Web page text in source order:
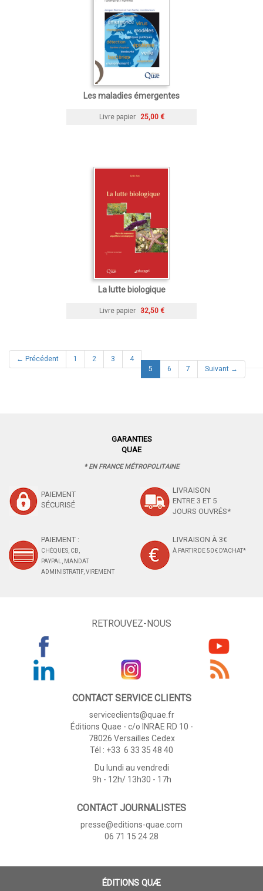
Les maladies émergentes
Livre papier 25,00 €
La lutte biologique
Livre papier 32,50 €
← Précédent 1 2 3
4
5 (current)
6 7 Suivant →
GARANTIES
QUAE
* EN FRANCE MÉTROPOLITAINE
PAIEMENT
SÉCURISÉ
LIVRAISON
ENTRE 3 ET 5
JOURS OUVRÉS*
PAIEMENT :
CHÈQUES, CB,
PAYPAL, MANDAT
ADMINISTRATIF, VIREMENT
LIVRAISON À 3€
À PARTIR DE 50 € D'ACHAT*
RETROUVEZ-NOUS
CONTACT SERVICE CLIENTS
serviceclients@quae.fr
Éditions Quae - c/o INRAE RD 10 -
78026 Versailles Cedex
Tél : +33 6 33 35 48 40
Du lundi au vendredi
9h - 12h/ 13h30 - 17h
CONTACT JOURNALISTES
presse@editions-quae.com
06 71 15 24 28
ÉDITIONS QUÆ